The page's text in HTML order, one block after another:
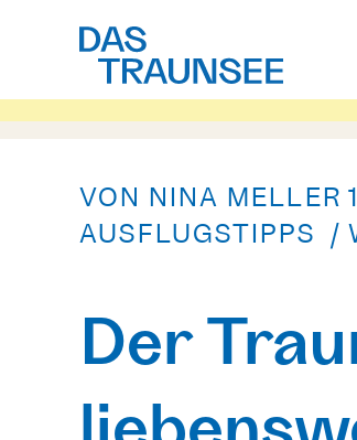
VON NINA MELLER
AUSFLUGSTIPPS /
Der